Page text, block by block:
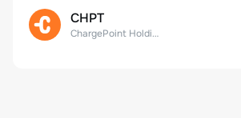
CHPT
ChargePoint Holdings, Inc.